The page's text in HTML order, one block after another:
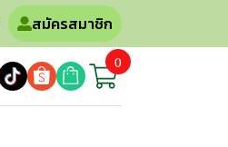
สมัครสมาชิก
0